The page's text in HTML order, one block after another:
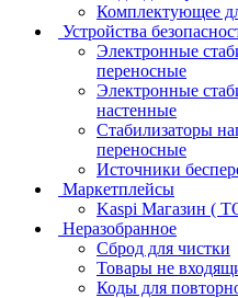
Комплектующее
Устройства
Электронные
переносные
Электронные
настенные
Стабилизаторы
переносные
Источники
Маркетплейсы
Kaspi Магазин (
Неразобранное
Сброд для чистки
Товары не
Коды для